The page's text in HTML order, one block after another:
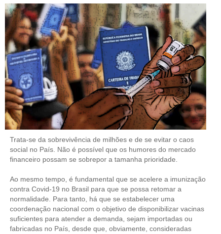
LEI 4.950-A/1966 – PISO SALARIAL
LEI 5.194/1966 – REGULAMENTAÇÃO DA PROFISSÃO
LEI 6.496/1977 – ART
RES 1.002/2002 – CÓDIGO DE ÉTICA
HOMOLOGAÇÕES
PISO SALARIAL
FIQUE POR DENTRO
OPORTUNIDADES
APRESENTAÇÃO
EMPREGO E ESTÁGIO
CARREIRA
Trata-se da sobrevivência de milhões e de se evitar o caos
social no País. Não é possível que os humores do mercado
financeiro possam se sobrepor a tamanha prioridade.
Ao mesmo tempo, é fundamental que se acelere a imunização
contra Covid-19 no Brasil para que se possa retomar a
normalidade. Para tanto, há que se estabelecer uma
coordenação nacional com o objetivo de disponibilizar vacinas
suficientes para atender a demanda, sejam importadas ou
fabricadas no País, desde que, obviamente, consideradas